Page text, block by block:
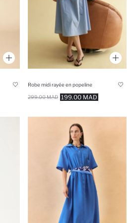
Robe midi rayée en popeline
199.00 MAD
299.00 MAD